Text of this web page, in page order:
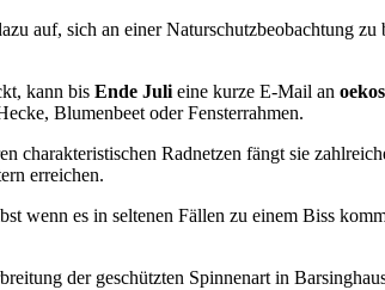
auf, sich an einer Naturschutzbeobachtung
kann bis Ende Juli eine kurze E-Mail an
Blumenbeet oder Fensterrahmen.
Radnetzen fängt sie
erreichen.
wenn es in seltenen Fällen zu einem Biss
der geschützten Spinnenart in